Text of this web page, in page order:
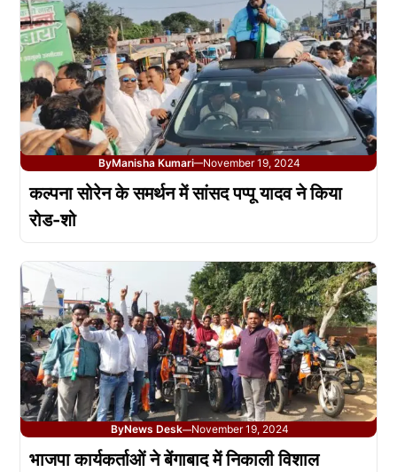
ByManisha Kumari—November 19, 2024
कल्पना सोरेन के समर्थन में सांसद पप्पू यादव ने किया
रोड-शो
ByNews Desk—November 19, 2024
भाजपा कार्यकर्ताओं ने बेंगाबाद में निकाली विशाल